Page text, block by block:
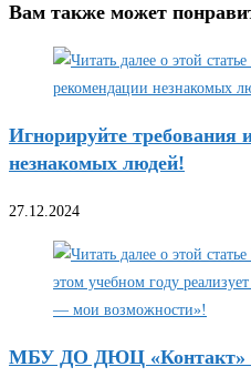
Вам также может
Игнорируйте требования
незнакомых людей!
27.12.2024
МБУ ДО ДЮЦ «Контакт» в